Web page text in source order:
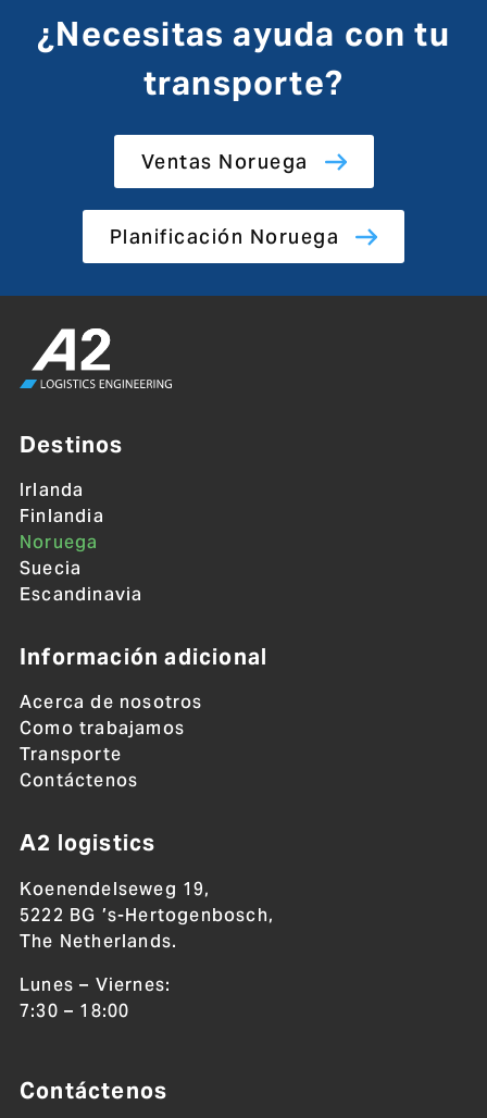
¿Necesitas ayuda con tu
transporte?
Ventas Noruega
Planificación Noruega
Destinos
Irlanda
Finlandia
Noruega
Suecia
Escandinavia
Información adicional
Acerca de nosotros
Como trabajamos
Transporte
Contáctenos
A2 logistics
Koenendelseweg 19,
5222 BG ’s-Hertogenbosch,
The Netherlands.
Lunes – Viernes:
7:30 – 18:00
Contáctenos